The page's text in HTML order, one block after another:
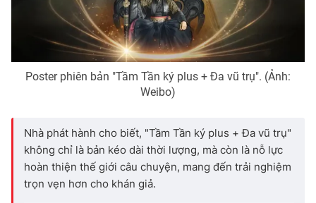
Poster phiên bản "Tầm Tần ký plus + Đa vũ trụ". (Ảnh:
Weibo)
Nhà phát hành cho biết, "Tầm Tần ký plus + Đa vũ trụ"
không chỉ là bản kéo dài thời lượng, mà còn là nỗ lực
hoàn thiện thế giới câu chuyện, mang đến trải nghiệm
trọn vẹn hơn cho khán giả.